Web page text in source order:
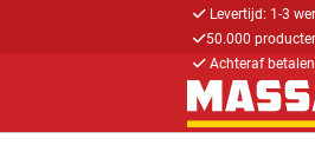
Levertijd: 1-3
50.000
Achteraf